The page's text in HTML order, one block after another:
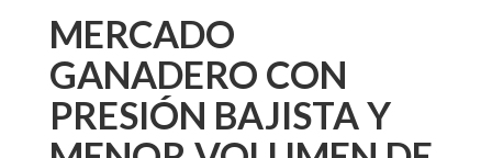
MERCADO
GANADERO CON
PRESIÓN BAJISTA Y